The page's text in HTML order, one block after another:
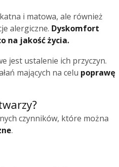
i matowa, ale również
alergiczne. Dyskomfort
na jakość życia.
jest ustalenie ich przyczyn.
mających na celu poprawę
czynników, które można
.